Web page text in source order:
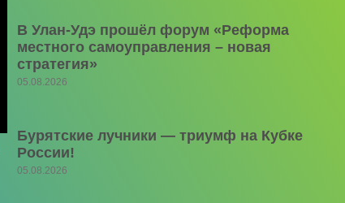
В Улан-Удэ прошёл форум «Реформа
местного самоуправления – новая
стратегия»
05.08.2026
Бурятские лучники — триумф на Кубке
России!
05.08.2026